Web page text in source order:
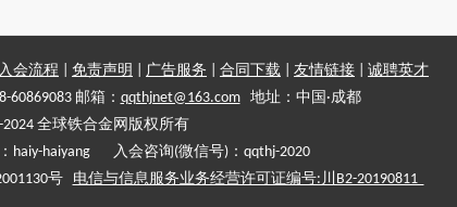
入会流程 免责声明 广告服务 合同下载 友情链接
诚聘英才
60869083 邮箱： qqthjnet@163.com地址：中国·成都
全球铁合金网版权所有
haiy-haiyang 入会咨询(微信号)：qqthj-2020
号 电信与信息服务业务经营许可证编号:川B2-20190811